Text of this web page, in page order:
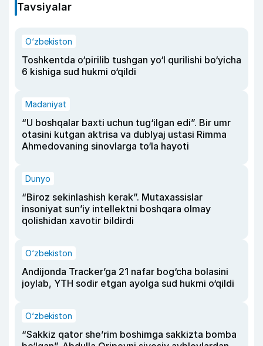
Tavsiyalar
O‘zbekiston
Toshkentda o‘pirilib tushgan yo‘l qurilishi bo‘yicha
6 kishiga sud hukmi o‘qildi
Madaniyat
“U boshqalar baxti uchun tug‘ilgan edi”. Bir umr
otasini kutgan aktrisa va dublyaj ustasi Rimma
Ahmedovaning sinovlarga to‘la hayoti
Dunyo
“Biroz sekinlashish kerak”. Mutaxassislar
insoniyat sun’iy intellektni boshqara olmay
qolishidan xavotir bildirdi
O‘zbekiston
Andijonda Tracker’ga 21 nafar bog‘cha bolasini
joylab, YTH sodir etgan ayolga sud hukmi o‘qildi
O‘zbekiston
“Sakkiz qator she’rim boshimga sakkizta bomba